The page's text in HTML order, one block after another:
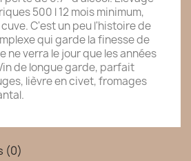
500 l 12 mois minimum,
C'est un peu l'histoire de
qui garde la finesse de
ne verra le jour que les années
de longue garde, parfait
lièvre en civet, fromages
(0)